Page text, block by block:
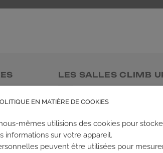
LES SALLES CLIMB
Climb Up vous accueille dans
TROUVE TA SALLE
EN MATIÈRE DE COOKIES
mêmes utilisions des cookies pour
informations sur votre appareil.
peuvent être utilisées pour